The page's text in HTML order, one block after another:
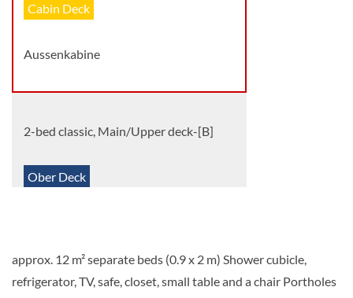
Cabin Deck
Aussenkabine
2-bed classic, Main/Upper deck-[B]
Ober Deck
approx. 12 m² separate beds (0.9 x 2 m) Shower cubicle,
refrigerator, TV, safe, closet, small table and a chair Portholes